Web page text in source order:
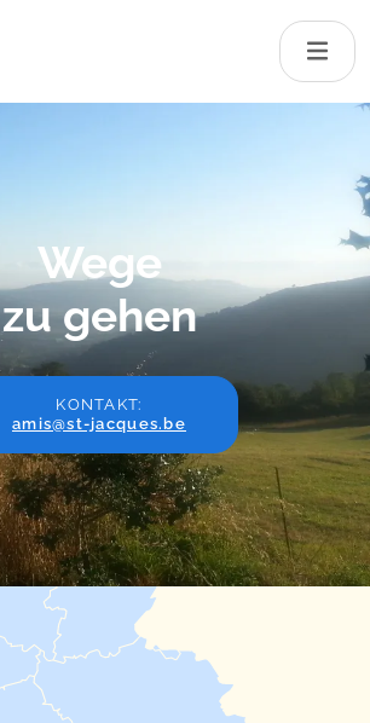
Wege
zu gehen
KONTAKT:
amis@st-jacques.be